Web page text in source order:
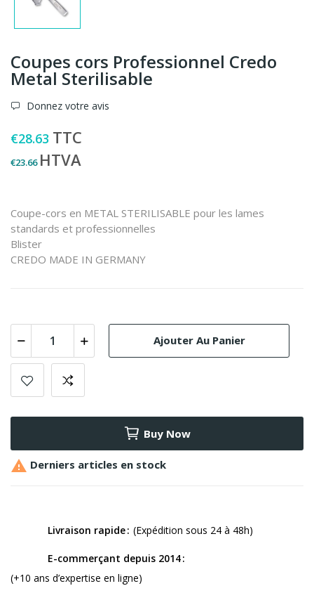
Coupes cors Professionnel Credo
Metal Sterilisable
Donnez votre avis
€28.63 TTC
€23.66 HTVA
Coupe-cors en METAL STERILISABLE pour les lames
standards et professionnelles
Blister
CREDO MADE IN GERMANY
Ajouter Au Panier
Buy Now
 Derniers articles en stock
Livraison rapide (Expédition sous 24 à 48h)
E-commerçant depuis 2014
(+10 ans d’expertise en ligne)